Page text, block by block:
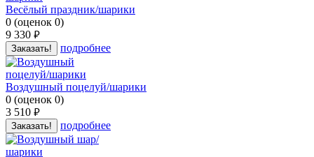
Весёлый праздник/шарики
0 (оценок 0)
9 330 руб.
Заказать! подробнее
Воздушный поцелуй/шарики
0 (оценок 0)
3 510 руб.
Заказать! подробнее